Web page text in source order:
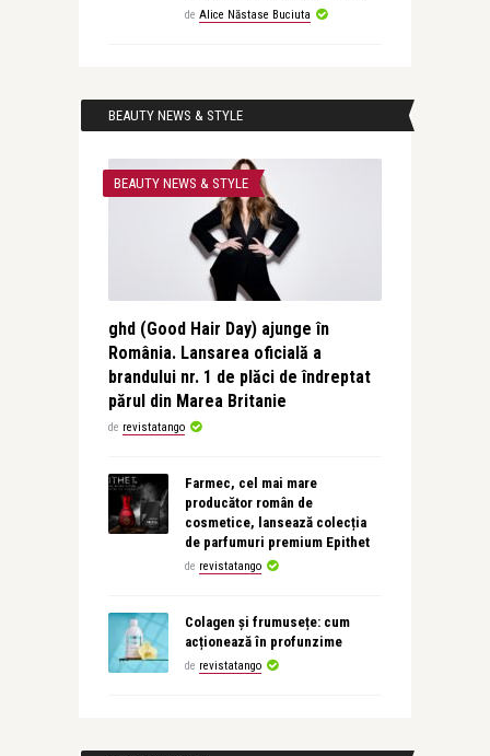
de Alice Năstase Buciuta
BEAUTY NEWS & STYLE
BEAUTY NEWS & STYLE
ghd (Good Hair Day) ajunge în
România. Lansarea oficială a
brandului nr. 1 de plăci de îndreptat
părul din Marea Britanie
de revistatango
Farmec, cel mai mare
producător român de
cosmetice, lansează colecția
de parfumuri premium Epithet
de revistatango
Colagen și frumusețe: cum
acționează în profunzime
de revistatango